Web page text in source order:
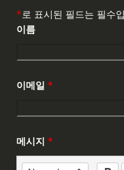
*로 표시된 필드는 필수
이름
이메일 *
메시지 *